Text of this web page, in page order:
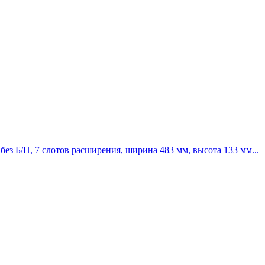
Б/П, 7 слотов расширения, ширина 483 мм, высота 133 мм...